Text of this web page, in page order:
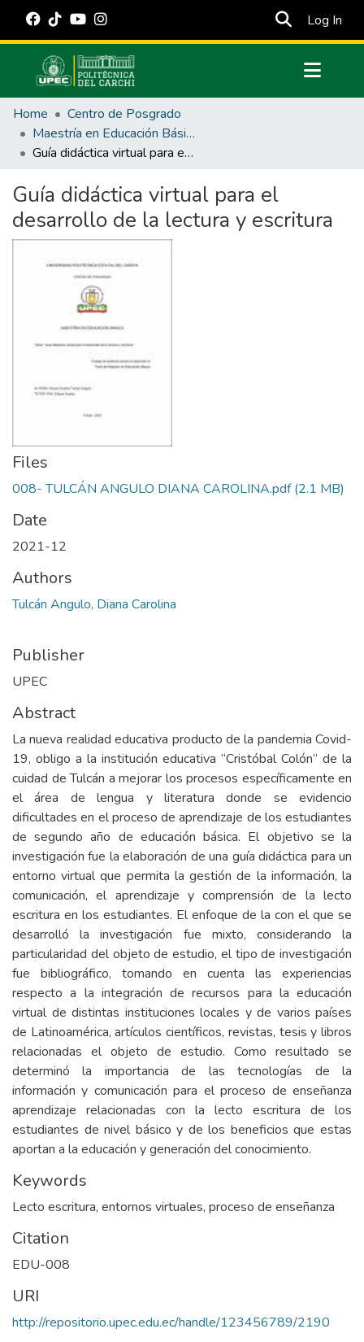
Log In
Communities & Collections
All of DSpace
Statistics
Estadísticas Externas
Manuales
Home
Centro de Posgrado
Maestría en Educación Básica
Guía didáctica virtual para el desarrollo de la lectura y escritura
Guía didáctica virtual para el
desarrollo de la lectura y escritura
Files
008- TULCÁN ANGULO DIANA CAROLINA.pdf(2.1 MB)
Date
2021-12
Authors
Tulcán Angulo, Diana Carolina
Publisher
UPEC
Abstract
La nueva realidad educativa producto de la pandemia Covid-
19, obligo a la institución educativa “Cristóbal Colón” de la
cuidad de Tulcán a mejorar los procesos específicamente en
el área de lengua y literatura donde se evidencio
dificultades en el proceso de aprendizaje de los estudiantes
de segundo año de educación básica. El objetivo se la
investigación fue la elaboración de una guía didáctica para un
entorno virtual que permita la gestión de la información, la
comunicación, el aprendizaje y comprensión de la lecto
escritura en los estudiantes. El enfoque de la con el que se
desarrolló la investigación fue mixto, considerando la
particularidad del objeto de estudio, el tipo de investigación
fue bibliográfico, tomando en cuenta las experiencias
respecto a la integración de recursos para la educación
virtual de distintas instituciones locales y de varios países
de Latinoamérica, artículos científicos, revistas, tesis y libros
relacionadas el objeto de estudio. Como resultado se
determinó la importancia de las tecnologías de la
información y comunicación para el proceso de enseñanza
aprendizaje relacionadas con la lecto escritura de los
estudiantes de nivel básico y de los beneficios que estas
aportan a la educación y generación del conocimiento.
Keywords
Lecto escritura, entornos virtuales, proceso de enseñanza
Citation
EDU-008
URI
http://repositorio.upec.edu.ec/handle/123456789/2190